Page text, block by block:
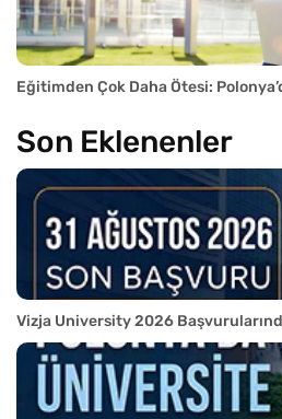
Eğitimden Çok Daha Ötesi:
Son Eklenenler
Vizja University 2026